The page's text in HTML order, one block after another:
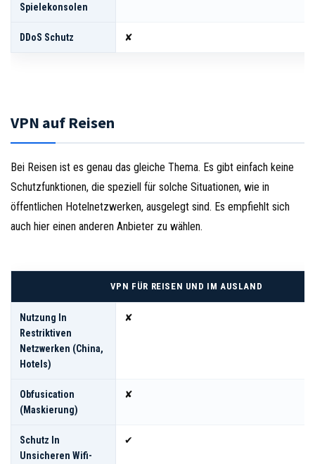
Spielekonsolen
DDoS Schutz ✘
VPN auf Reisen
Bei Reisen ist es genau das gleiche Thema. Es gibt einfach keine
Schutzfunktionen, die speziell für solche Situationen, wie in
öffentlichen Hotelnetzwerken, ausgelegt sind. Es empfiehlt sich
auch hier einen anderen Anbieter zu wählen.
VPN FÜR REISEN UND IM AUSLAND
Nutzung In
Restriktiven
Netzwerken (China,
Hotels)
✘
Obfusication
(Maskierung)
✘
Schutz In
Unsicheren Wifi-
✔